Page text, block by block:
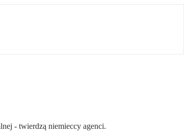
- twierdzą niemieccy agenci.